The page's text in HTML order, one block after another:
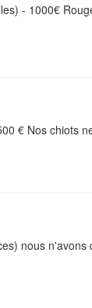
- 1000€
€ Nos chiots
nous